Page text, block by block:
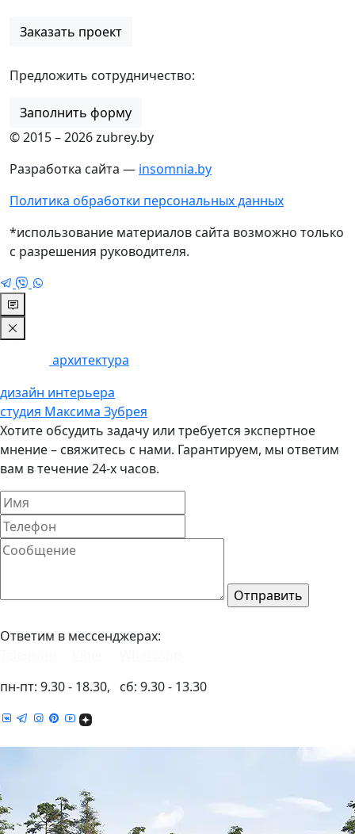
Заказать проект
Предложить сотрудничество:
Заполнить форму
© 2015 – 2026 zubrey.by
Разработка сайта — insomnia.by
Политика обработки персональных данных
*использование материалов сайта возможно только
с разрешения руководителя.
архитектура
дизайн интерьера
студия Максима Зубрея
Хотите обсудить задачу или требуется экспертное
мнение – свяжитесь с нами. Гарантируем, мы ответим
вам в течение 24-х часов.
Ответим в мессенджерах:
пн-пт: 9.30 - 18.30, сб: 9.30 - 13.30